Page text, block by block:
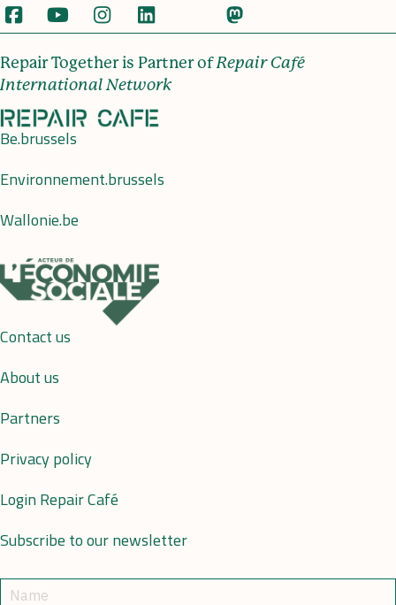
Repair Together is Partner ofRepair Café
International Network
Be.brussels
Environnement.brussels
Wallonie.be
Contact us
About us
Partners
Privacy policy
Login Repair Café
Subscribe to our newsletter